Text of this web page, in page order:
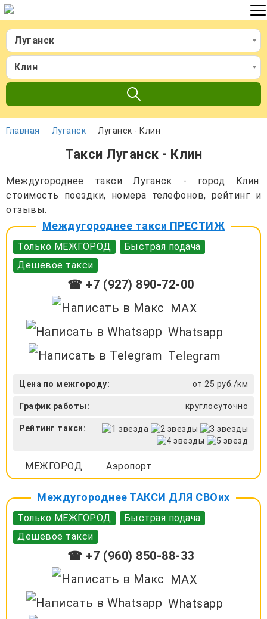
Луганск
Клин
Главная Луганск Луганск - Клин
Такси Луганск - Клин
Междугороднее такси Луганск - город Клин:
стоимость поездки, номера телефонов, рейтинг и
отзывы.
Междугороднее такси ПРЕСТИЖ
Только МЕЖГОРОД
Быстрая подача
Дешевое такси
☎ +7 (927) 890-72-00
MAX
Whatsapp
Telegram
Цена по межгороду: от 25 руб./км
График работы: круглосуточно
Рейтинг такси:
МЕЖГОРОД Аэропорт
Междугороднее ТАКСИ ДЛЯ СВОих
Только МЕЖГОРОД
Быстрая подача
Дешевое такси
☎ +7 (960) 850-88-33
MAX
Whatsapp